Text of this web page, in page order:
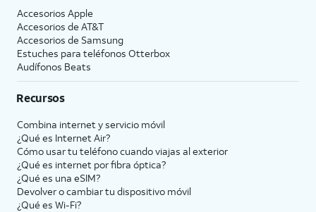
Accesorios Apple
Accesorios de AT&T
Accesorios de Samsung
Estuches para teléfonos Otterbox
Audífonos Beats
Recursos
Combina internet y servicio móvil
¿Qué es Internet Air?
Cómo usar tu teléfono cuando viajas al exterior
¿Qué es internet por fibra óptica?
¿Qué es una eSIM?
Devolver o cambiar tu dispositivo móvil
¿Qué es Wi-Fi?